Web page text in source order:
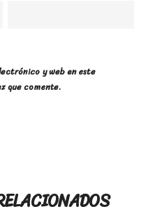
y web en este
que comente.